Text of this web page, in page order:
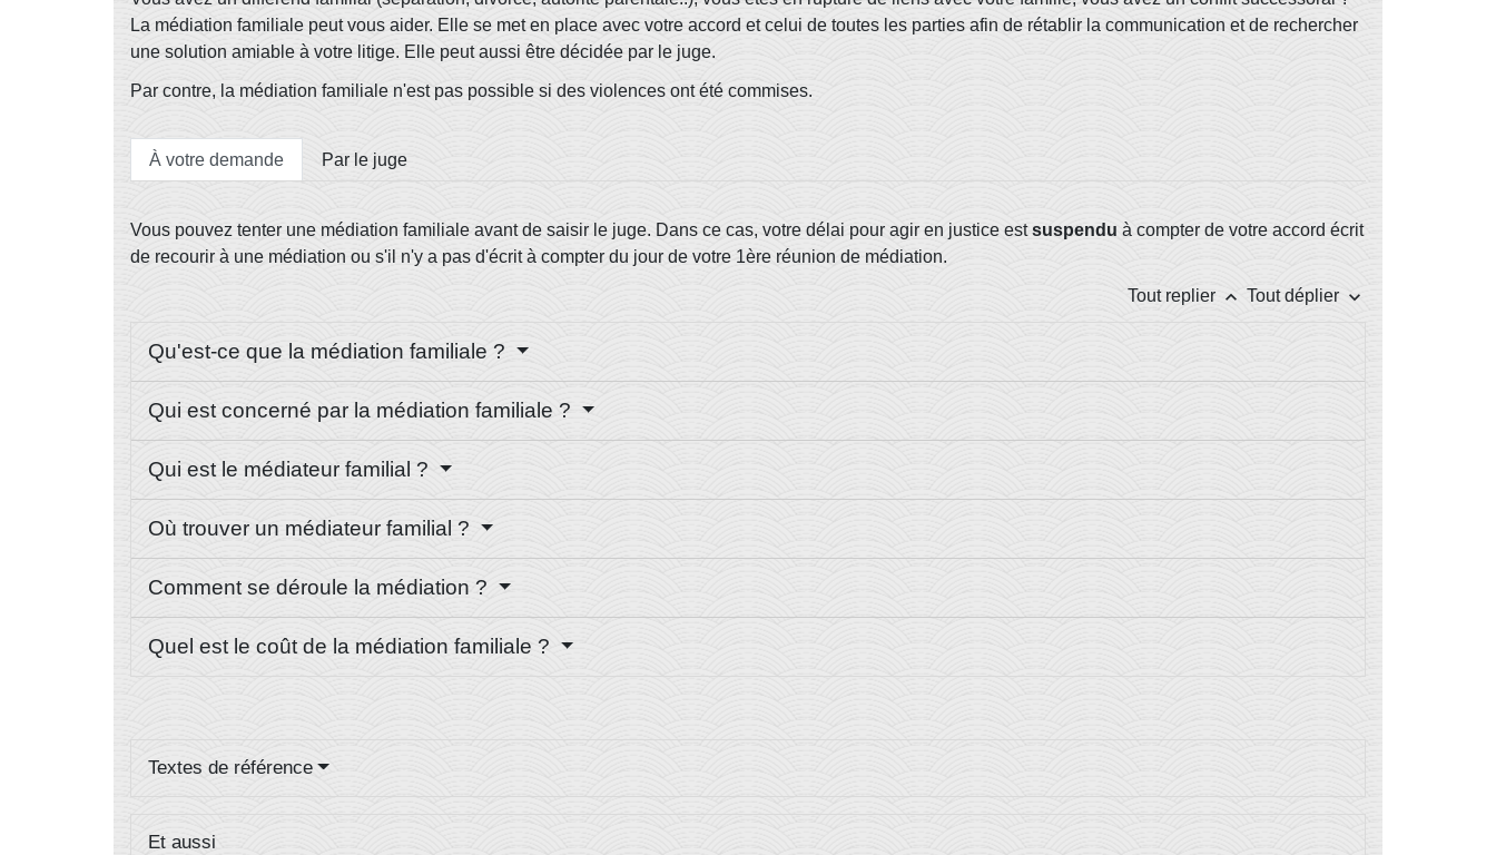
La médiation familiale peut vous aider. Elle se met en place avec votre accord et celui de toutes les parties afin de rétablir la communication et de rechercher
une solution amiable à votre litige. Elle peut aussi être décidée par le juge.
Par contre, la médiation familiale n'est pas possible si des violences ont été commises.
À votre demande Par le juge
Vous pouvez tenter une médiation familiale avant de saisir le juge. Dans ce cas, votre délai pour agir en justice estsuspendu à compter de votre accord écrit
de recourir à une médiation ou s'il n'y a pas d'écrit à compter du jour de votre 1ère réunion de médiation.
Tout replier keyboard_arrow_up Tout déplier keyboard_arrow_down
Qu'est-ce que la médiation familiale ?
Qui est concerné par la médiation familiale ?
Qui est le médiateur familial ?
Où trouver un médiateur familial ?
Comment se déroule la médiation ?
Quel est le coût de la médiation familiale ?
Textes de référence
Et aussi